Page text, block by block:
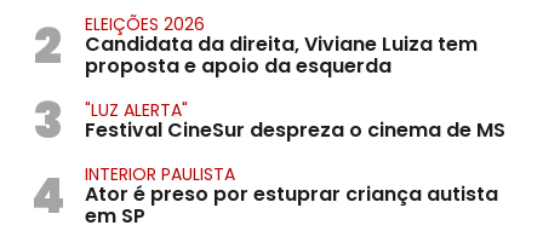
2 ELEIÇÕES 2026
Candidata da direita, Viviane Luiza tem
proposta e apoio da esquerda
3 "LUZ ALERTA"
Festival CineSur despreza o cinema de MS
4 INTERIOR PAULISTA
Ator é preso por estuprar criança autista
em SP